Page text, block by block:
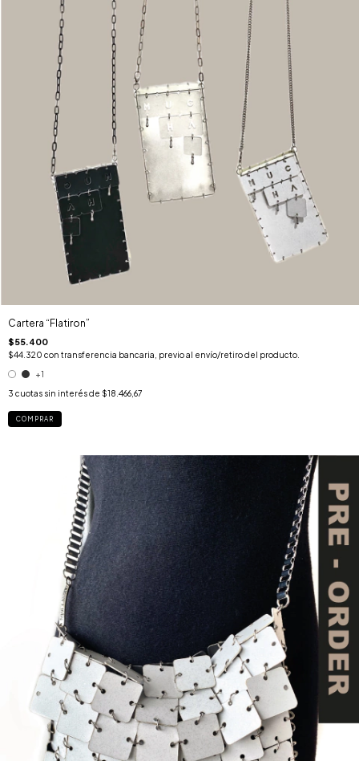
Cartera “Flatiron”
$55.400
$44.320 con transferencia bancaria, previo al envío/retiro del producto.
+1
3 cuotas sin interés de $18.466,67
COMPRAR